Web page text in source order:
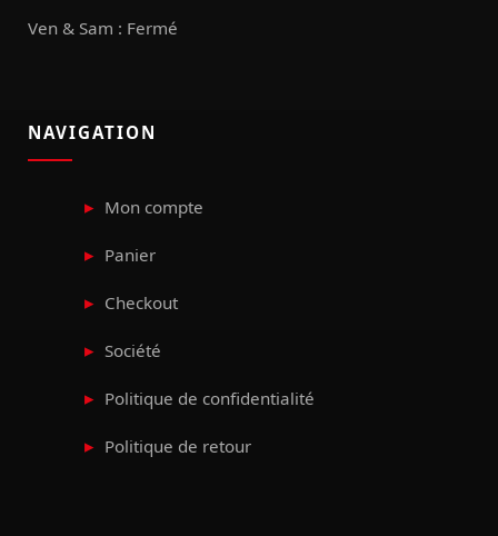
Ven & Sam : Fermé
NAVIGATION
Mon compte
Panier
Checkout
Société
Politique de confidentialité
Politique de retour